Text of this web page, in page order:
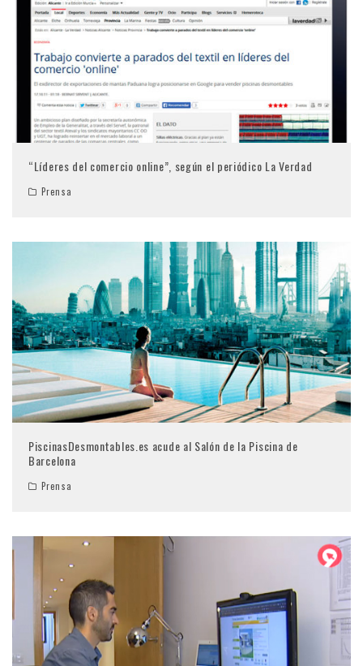
“Líderes del comercio online”, según el periódico La Verdad
Prensa
PiscinasDesmontables.es acude al Salón de la Piscina de
Barcelona
Prensa